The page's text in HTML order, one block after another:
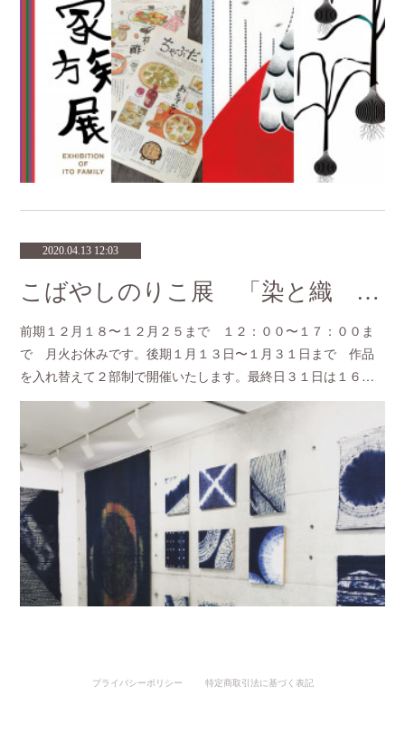
2020.04.13 12:03
こばやしのりこ展 「染と織 生活の中の手作り」
前期１２月１８〜１２月２５まで １２：００〜１７：００ま
で 月火お休みです。後期１月１３日〜１月３１日まで 作品
を入れ替えて２部制で開催いたします。最終日３１日は１６…
プライバシーポリシー 特定商取引法に基づく表記